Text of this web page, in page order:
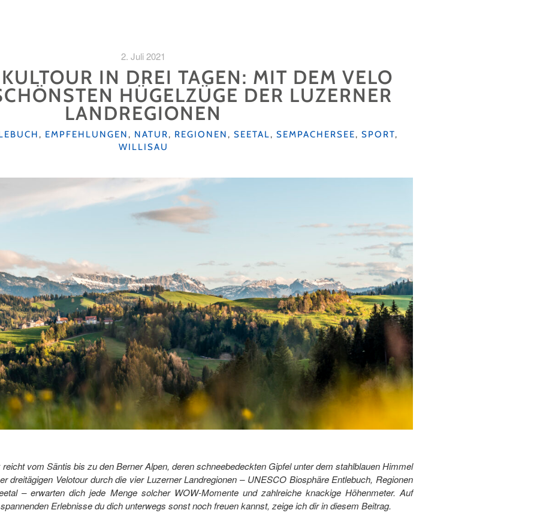
2. Juli 2021
IN DREI TAGEN: MIT DEM VELO
HÜGELZÜGE DER LUZERNER
LANDREGIONEN
, EMPFEHLUNGEN, NATUR, REGIONEN, SEETAL, SEMPACHERSEE, SPORT,
WILLISAU
vom Säntis bis zu den Berner Alpen, deren schneebedeckten Gipfel unter dem stahlblauen Himmel
dreitägigen Velotour durch die vier Luzerner Landregionen – UNESCO Biosphäre Entlebuch, Regionen
– erwarten dich jede Menge solcher WOW-Momente und zahlreiche knackige Höhenmeter. Auf
Erlebnisse du dich unterwegs sonst noch freuen kannst, zeige ich dir in diesem Beitrag.